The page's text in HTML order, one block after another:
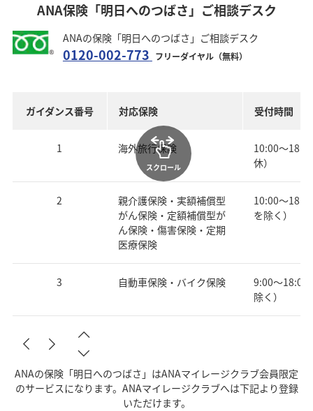
ANA保険「明日へのつばさ」ご相談デスク
ANAの保険「明日へのつばさ」ご相談デスク
0120-002-773 フリーダイヤル（無料）
ガイダンス番号 対応保険 受付時間
1 海外旅行保険
10:00～
休）
2
親介護保険・実額補償型
がん保険・定額補償型が
ん保険・傷害保険・定期
医療保険
10:00～
を除く）
3 自動車保険・バイク保険
9:00～18:00
除く）
スクロール
ANAの保険「明日へのつばさ」はANAマイレージクラブ会員限定
のサービスになります。ANAマイレージクラブへは下記より登録
いただけます。